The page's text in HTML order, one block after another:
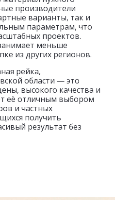
производители
варианты, так и
параметрам, что
проектов.
меньше
из других регионов.
рейка,
области — это
высокого качества и
её отличным выбором
и частных
получить
результат без